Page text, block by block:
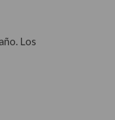
Los